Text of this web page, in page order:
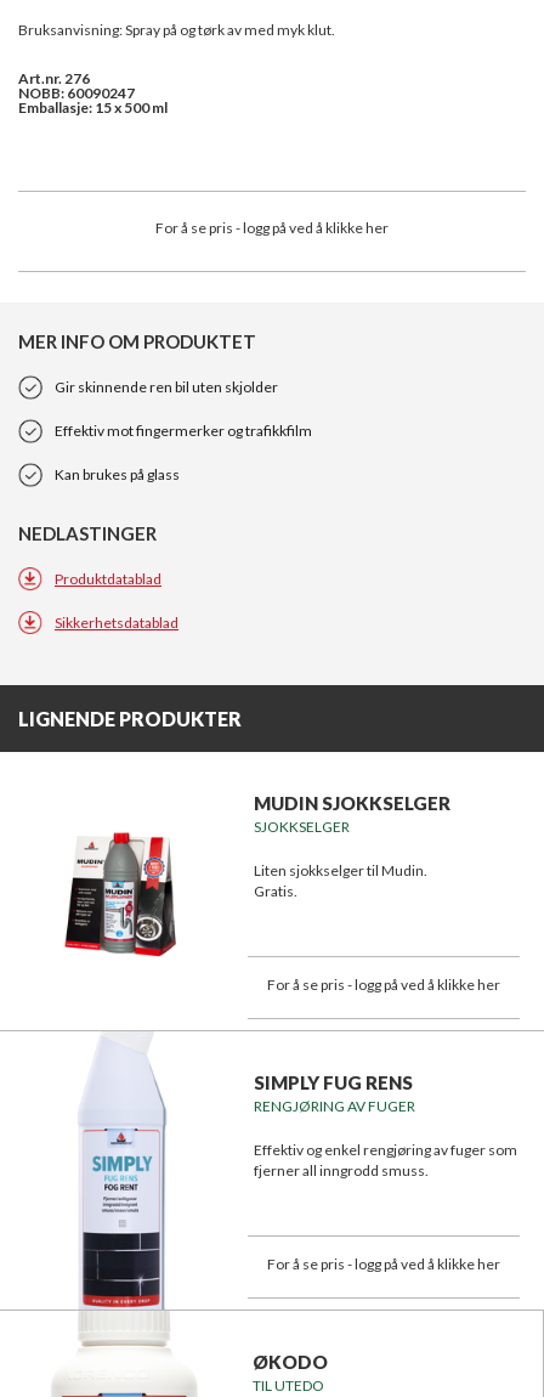
Bruksanvisning: Spray på og tørk av med myk klut.
Art.nr. 276
NOBB: 60090247
Emballasje: 15 x 500 ml
For å se pris - logg på ved å klikke her
MER INFO OM PRODUKTET
Gir skinnende ren bil uten skjolder
Effektiv mot fingermerker og trafikkfilm
Kan brukes på glass
NEDLASTINGER
Produktdatablad
Sikkerhetsdatablad
LIGNENDE PRODUKTER
MUDIN SJOKKSELGER
SJOKKSELGER
Liten sjokkselger til Mudin.
Gratis.
For å se pris - logg på ved å klikke her
SIMPLY FUG RENS
RENGJØRING AV FUGER
Effektiv og enkel rengjøring av fuger som
fjerner all inngrodd smuss.
For å se pris - logg på ved å klikke her
ØKODO
TIL UTEDO